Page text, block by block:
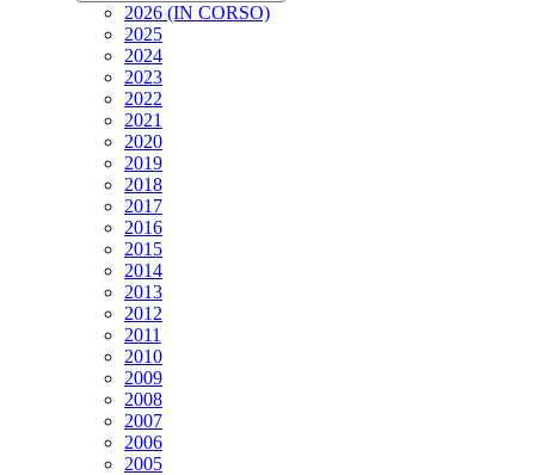
2026 (IN CORSO)
2025
2024
2023
2022
2021
2020
2019
2018
2017
2016
2015
2014
2013
2012
2011
2010
2009
2008
2007
2006
2005